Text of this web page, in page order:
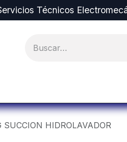
Técnicos
SUCCION HIDROLAVADOR